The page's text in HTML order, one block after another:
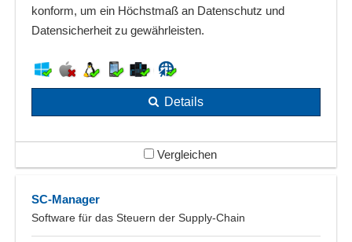
konform, um ein Höchstmaß an Datenschutz und
Datensicherheit zu gewährleisten.
Details
Vergleichen
SC-Manager
Software für das Steuern der Supply-Chain